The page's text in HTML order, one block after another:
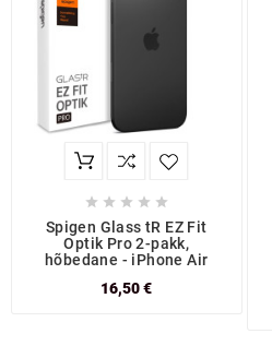
    
Spigen Glass tR EZ Fit
Optik Pro 2-pakk,
hõbedane - iPhone Air
16,50 €